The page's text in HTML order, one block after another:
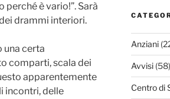
DIFFICOLTÀ
perché è vario!”. Sarà
drammi interiori.
una certa
comparti, scala dei
apparentemente
incontri, delle
Anziani
Avvisi(58)
Centro di